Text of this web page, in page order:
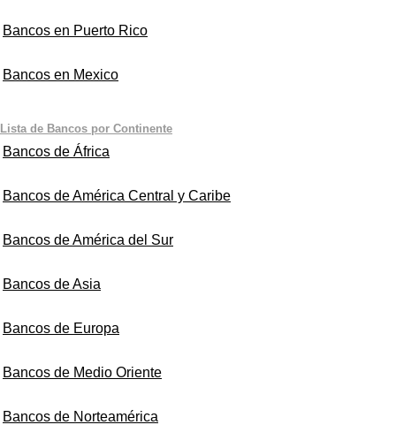
Bancos en Puerto Rico
Bancos en Mexico
Lista de Bancos por Continente
Bancos de África
Bancos de América Central y Caribe
Bancos de América del Sur
Bancos de Asia
Bancos de Europa
Bancos de Medio Oriente
Bancos de Norteamérica